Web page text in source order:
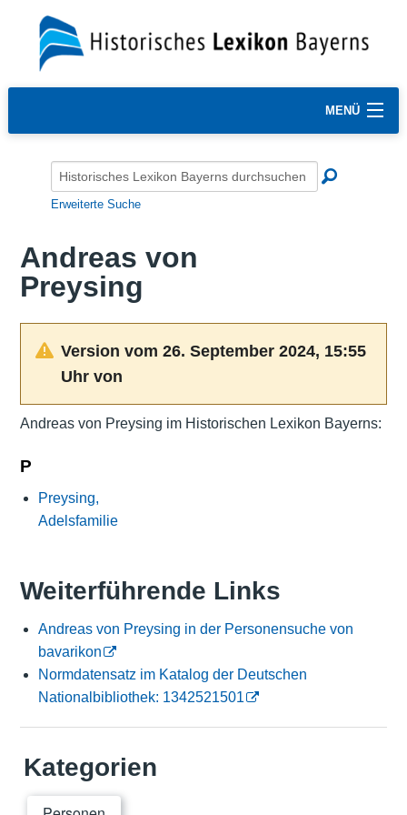
MENÜ
Erweiterte Suche
Andreas von
Preysing
Version vom 26. September 2024, 15:55
Uhr von
Andreas von Preysing im Historischen Lexikon Bayerns:
P
Preysing,
Adelsfamilie
Weiterführende Links
Andreas von Preysing in der Personensuche von
bavarikon
Normdatensatz im Katalog der Deutschen
Nationalbibliothek: 1342521501
Kategorien